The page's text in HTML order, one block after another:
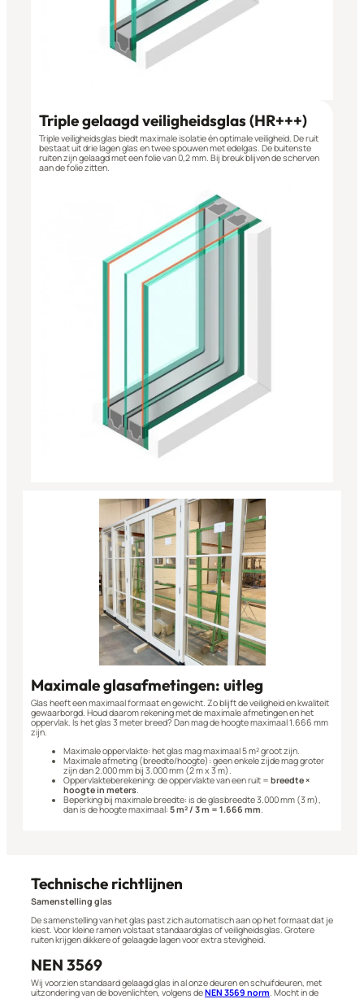
Triple gelaagd veiligheidsglas (HR+++)
Triple veiligheidsglas biedt maximale isolatie én optimale veiligheid. De ruit
bestaat uit drie lagen glas en twee spouwen met edelgas. De buitenste
ruiten zijn gelaagd met een folie van 0,2 mm. Bij breuk blijven de scherven
aan de folie zitten.
Maximale glasafmetingen: uitleg
Glas heeft een maximaal formaat en gewicht. Zo blijft de veiligheid en kwaliteit
gewaarborgd. Houd daarom rekening met de maximale afmetingen en het
oppervlak. Is het glas 3 meter breed? Dan mag de hoogte maximaal 1.666 mm
zijn.
Maximale oppervlakte: het glas mag maximaal 5 m² groot zijn.
Maximale afmeting (breedte/hoogte): geen enkele zijde mag groter
zijn dan 2.000 mm bij 3.000 mm (2 m x 3 m).
Oppervlakteberekening: de oppervlakte van een ruit = breedte ×
hoogte in meters
Beperking bij maximale breedte: is de glasbreedte 3.000 mm (3 m),
dan is de hoogte maximaal: 5 m² / 3 m = 1.666 mm
Technische richtlijnen
Samenstelling glas
De samenstelling van het glas past zich automatisch aan op het formaat dat je
kiest. Voor kleine ramen volstaat standaardglas of veiligheidsglas. Grotere
ruiten krijgen dikkere of gelaagde lagen voor extra stevigheid.
NEN 3569
Wij voorzien standaard gelaagd glas in al onze deuren en schuifdeuren, met
uitzondering van de bovenlichten, volgens deNEN 3569 norm. Mocht in de